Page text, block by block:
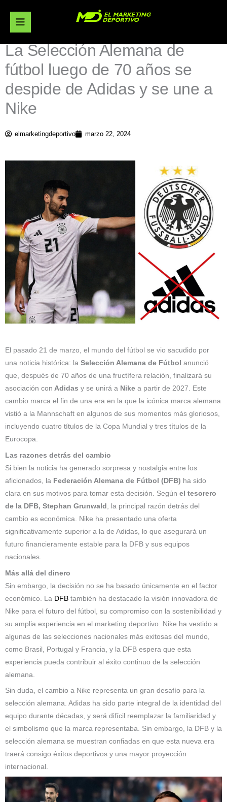
contenido
La Selección Alemana de
fútbol luego de 70 años se
despide de Adidas y se une a
Nike
elmarketingdeportivo marzo 22, 2024
El pasado 21 de marzo, el mundo del fútbol se vio sacudido por
una noticia histórica: la Selección Alemana de Fútbol anunció
que, después de 70 años de una fructífera relación, finalizará su
asociación con Adidas y se unirá a Nike a partir de 2027. Este
cambio marca el fin de una era en la que la icónica marca alemana
vistió a la Mannschaft en algunos de sus momentos más gloriosos,
incluyendo cuatro títulos de la Copa Mundial y tres títulos de la
Eurocopa.
Las razones detrás del cambio
Si bien la noticia ha generado sorpresa y nostalgia entre los
aficionados, la Federación Alemana de Fútbol (DFB) ha sido
clara en sus motivos para tomar esta decisión. Según el tesorero
de la DFB, Stephan Grunwald
, la principal razón detrás del
cambio es económica. Nike ha presentado una oferta
significativamente superior a la de Adidas, lo que asegurará un
futuro financieramente estable para la DFB y sus equipos
nacionales.
Más allá del dinero
Sin embargo, la decisión no se ha basado únicamente en el factor
económico. La DFB también ha destacado la visión innovadora de
Nike para el futuro del fútbol, su compromiso con la sostenibilidad y
su amplia experiencia en el marketing deportivo. Nike ha vestido a
algunas de las selecciones nacionales más exitosas del mundo,
como Brasil, Portugal y Francia, y la DFB espera que esta
experiencia pueda contribuir al éxito continuo de la selección
alemana.
Sin duda, el cambio a Nike representa un gran desafío para la
selección alemana. Adidas ha sido parte integral de la identidad del
equipo durante décadas, y será difícil reemplazar la familiaridad y
el simbolismo que la marca representaba. Sin embargo, la DFB y la
selección alemana se muestran confiadas en que esta nueva era
traerá consigo éxitos deportivos y una mayor proyección
internacional.